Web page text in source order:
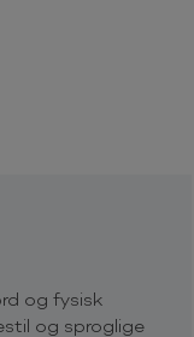
og fysisk
og sproglige